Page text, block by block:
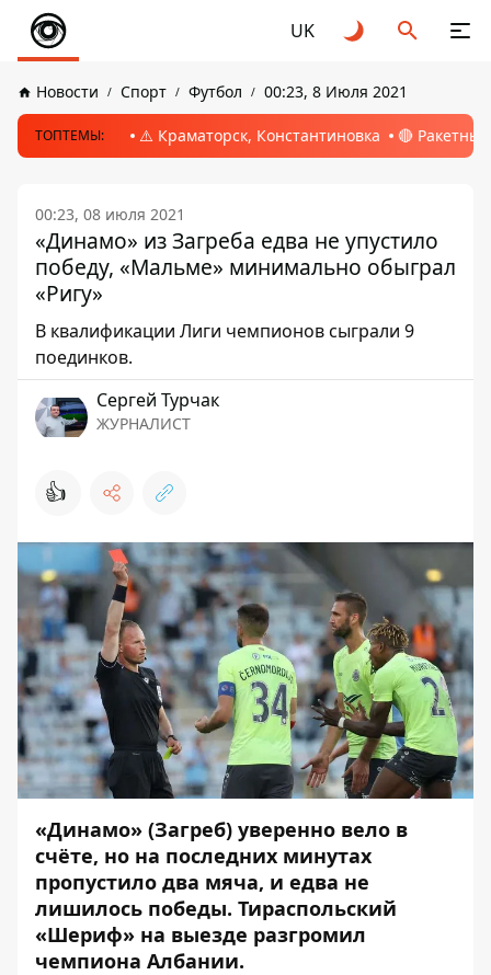
UK
Новости Спорт Футбол 00:23, 8 Июля 2021
ТОПТЕМЫ: ⚠️ Краматорск, Константиновка 🔴
00:23, 08 июля 2021
«Динамо» из Загреба едва не упустило
победу, «Мальме» минимально обыграл
«Ригу»
В квалификации Лиги чемпионов сыграли 9
поединков.
Сергей Турчак
ЖУРНАЛИСТ
👍
«Динамо» (Загреб) уверенно вело в
счёте, но на последних минутах
пропустило два мяча, и едва не
лишилось победы. Тираспольский
«Шериф» на выезде разгромил
чемпиона Албании.